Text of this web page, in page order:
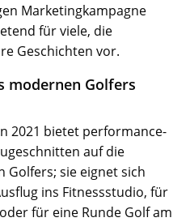
Marketingkampagne
für viele, die
Geschichten vor.
modernen Golfers
2021 bietet performance-
auf die
Golfers; sie eignet sich
ins Fitnessstudio, für
für eine Runde Golf am